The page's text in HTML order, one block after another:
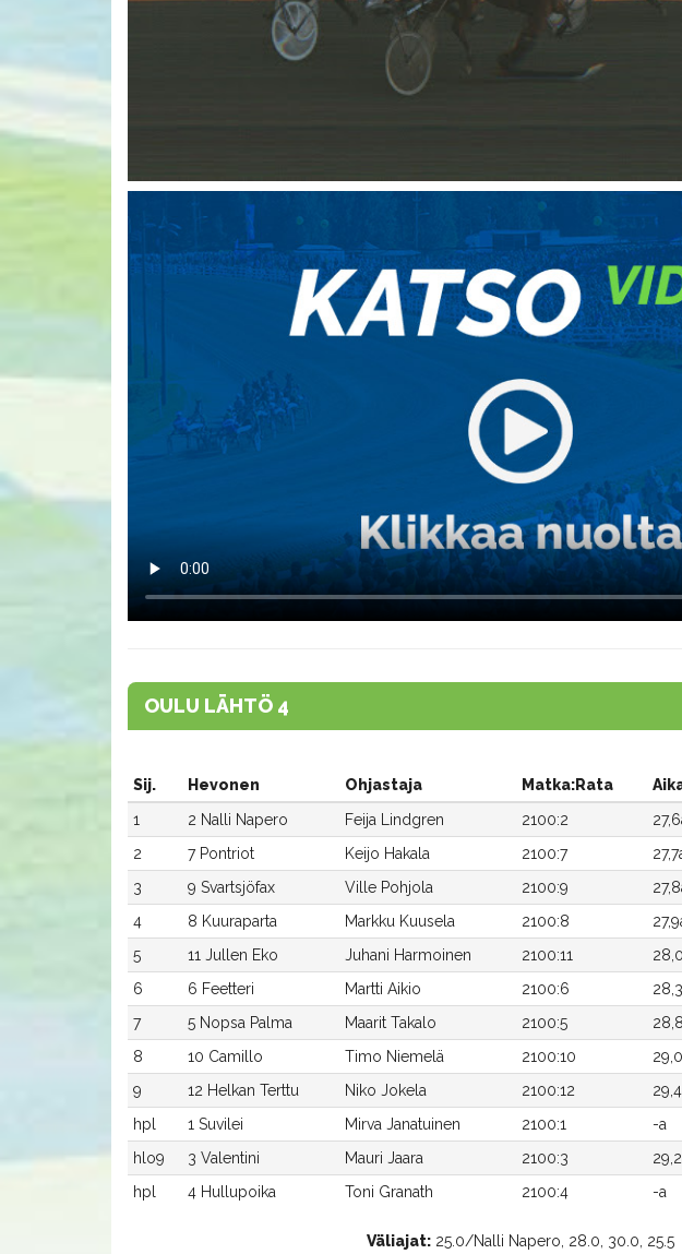
OULU LÄHTÖ 4
Sij. Hevonen Ohjastaja Matka:Rata
1
2 Nalli Napero Feija Lindgren 2100:2
2
7 Pontriot Keijo Hakala 2100:7
3
9 Svartsjöfax Ville Pohjola 2100:9
4
8 Kuuraparta Markku Kuusela 2100:8
5
11 Jullen Eko Juhani Harmoinen 2100:11
6
6 Feetteri Martti Aikio 2100:6
7
5 Nopsa Palma Maarit Takalo 2100:5
8
10 Camillo Timo Niemelä 2100:10
9
12 Helkan Terttu Niko Jokela 2100:12
hpl
1 Suvilei Mirva Janatuinen 2100:1 -a
hlo9
3 Valentini Mauri Jaara 2100:3
hpl
4 Hullupoika Toni Granath 2100:4 -a
Väliajat: 25.0/Nalli Napero, 28.0, 30.0, 25.5